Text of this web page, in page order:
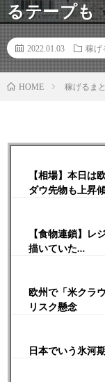
るテープも
2022.01.03 稼げ
HOME 稼げるま
【相場】本日
ダウ先物も上昇
【食物連鎖】レ
描いていた…
欧州で「米クラ
リスク懸念
日本でいう氷河